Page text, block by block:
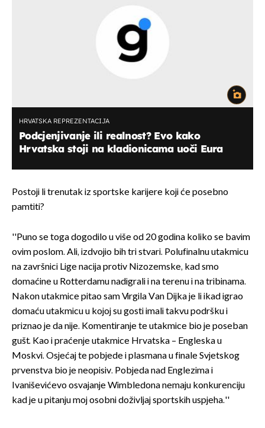
HRVATSKA REPREZENTACIJA
Podcjenjivanje ili realnost? Evo kako
Hrvatska stoji na kladionicama uoči Eura
Postoji li trenutak iz sportske karijere koji će posebno
pamtiti?
''Puno se toga dogodilo u više od 20 godina koliko se bavim
ovim poslom. Ali, izdvojio bih tri stvari. Polufinalnu utakmicu
na završnici Lige nacija protiv Nizozemske, kad smo
domaćine u Rotterdamu nadigrali i na terenu i na tribinama.
Nakon utakmice pitao sam Virgila Van Dijka je li ikad igrao
domaću utakmicu u kojoj su gosti imali takvu podršku i
priznao je da nije. Komentiranje te utakmice bio je poseban
gušt. Kao i praćenje utakmice Hrvatska – Engleska u
Moskvi. Osjećaj te pobjede i plasmana u finale Svjetskog
prvenstva bio je neopisiv. Pobjeda nad Englezima i
Ivaniševićevo osvajanje Wimbledona nemaju konkurenciju
kad je u pitanju moj osobni doživljaj sportskih uspjeha.''